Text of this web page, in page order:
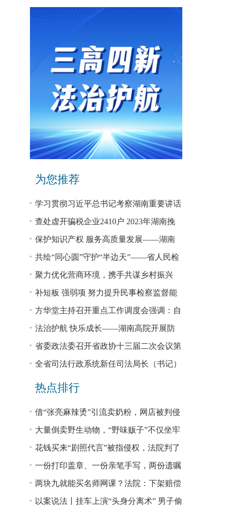
为您推荐
学习贯彻习近平总书记考察湖南重要讲话
和指示精神专题研讨班开班
查处虚开骗税企业2410户 2023年湖南挽
回税款损失48.2亿元
保护知识产权 服务高质量发展——湖南
省公安厅公布打击侵犯知识产权犯罪10起
典型案例
共绘“同心圆”守护“半边天”——省人民检
察院、省妇联共同主办检察开放日活动
聚力优化营商环境，携手共谋乡村振兴
—— 省法院驻大坪村工作队、村“两委”干
部赴企参观学习调研
补短板 强弱项 努力提升民事检察监督能
力
方华堂主持召开重点工作调度会强调：自
我加压 砥砺奋进 推动工作更有成效 更加
出彩
法治护航 快乐成长——湖南高院开展防
欺凌、防性侵公益普法宣讲
省委政法委召开省政协十三届二次会议第
0327号提案办理座谈会
全省司法行政系统新任司法局长（书记）
培训班开班 方华堂作专题辅导
热点排行
借“张亮麻辣烫”引流卖奶粉，网店被判侵
权！
大量倒卖野生动物，“野味贩子”不仅坐牢
还得赔钱
花钱买来“剧照代言”被指侵权，法院判了
一份打印盖章、一份亲笔手写，两份遗嘱
谁说了算？
两块九就能买名师网课？法院：下架赔偿
以案说法丨挂车上演“头身分离术” 男子偷